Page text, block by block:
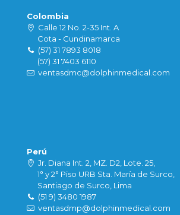
Colombia
Calle 12 No. 2-35 Int. A
Cota - Cundinamarca
(57) 31 7893 8018
(57) 31 7403 6110
ventasdmc@dolphinmedical.com
Perú
Jr. Diana Int. 2, MZ. D2, Lote. 25,
1° y 2° Piso URB Sta. María de Surco,
Santiago de Surco, Lima
(51 9) 3480 1987
ventasdmp@dolphinmedical.com